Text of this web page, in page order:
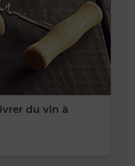
du vin à